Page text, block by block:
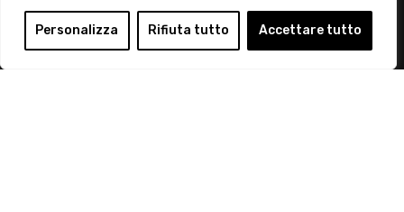
Personalizza Rifiuta tutto Accettare tutto
Login
Diventa Socio